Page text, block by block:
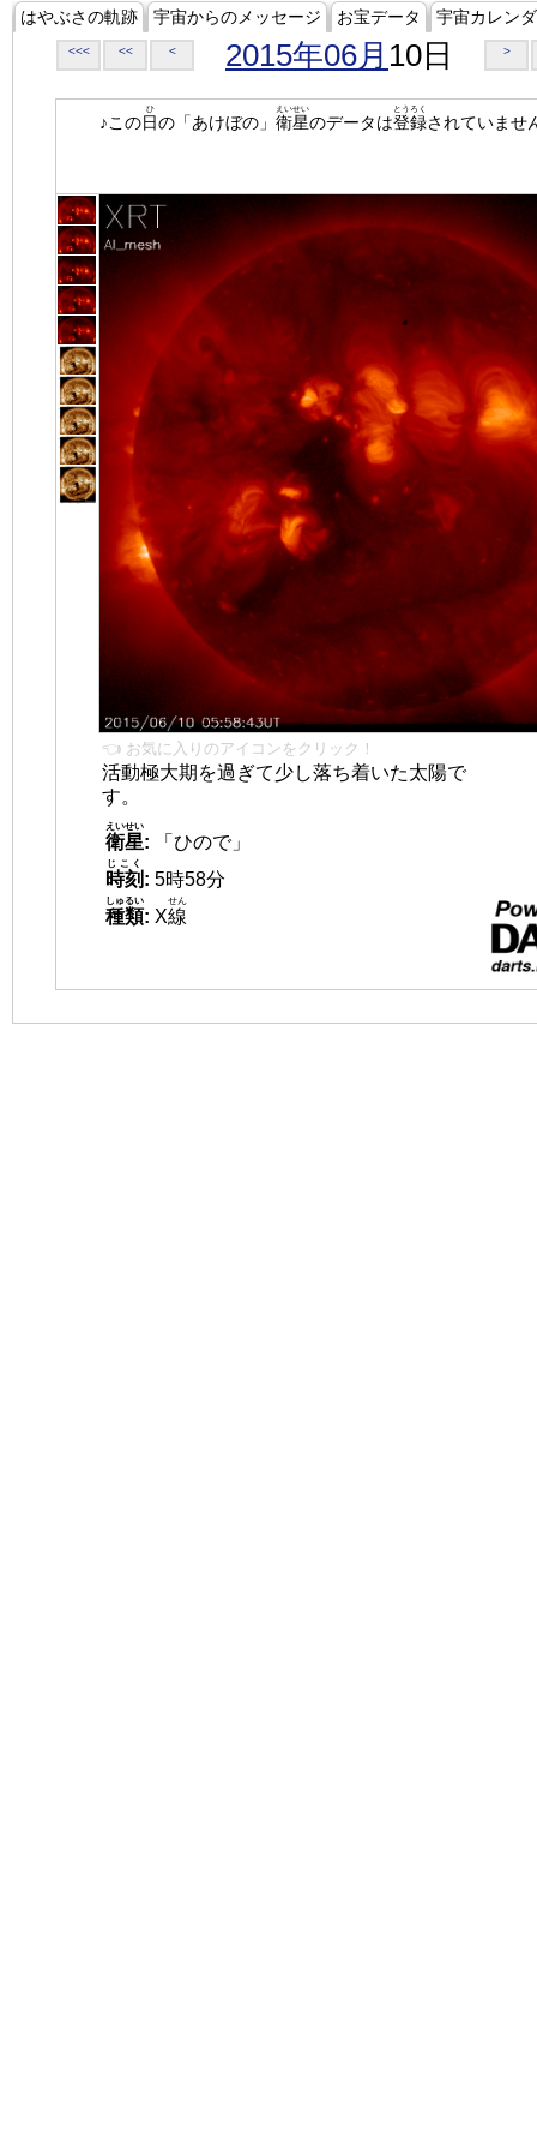
はやぶさの軌跡 宇宙からのメッセージ お宝データ 宇宙カレン
<<< << < 2015年06月 10日 >
♪この日
ひ
の「あけぼの」 衛星
えいせい
のデータは登録
とうろく
されていませ
👈 お気に入りのアイコンをクリック！
活動極大期を過ぎて少し落ち着いた太陽で
す。
衛星
えいせい
:
「ひので」
時刻
じこく
: 5時58分
種類
しゅるい
: X線
せん